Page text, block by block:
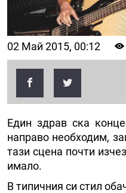
02 Май 2015, 00:12
Един здрав ска
направо необходим,
тази сцена почти
имало.
В типичния си стил